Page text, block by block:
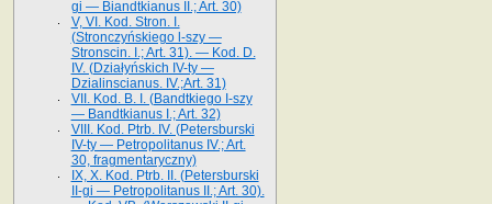
gi — Biandtkianus II.; Art. 30)
V, VI. Kod. Stron. I.
(Stronczyńskiego l-szy —
Stronscin. I.; Art. 31). — Kod. D.
IV. (Działyńskich IV-ty —
Dzialinscianus. IV.;Art. 31)
VII. Kod. B. I. (Bandtkiego I-szy
— Bandtkianus I.; Art. 32)
VIII. Kod. Ptrb. IV. (Petersburski
IV-ty — Petropolitanus IV.; Art.
30, fragmentaryczny)
IX, X. Kod. Ptrb. II. (Petersburski
II-gi — Petropolitanus II.; Art. 30).